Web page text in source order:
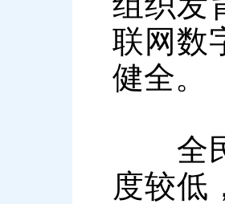
联网数
健全。
全民
度较低